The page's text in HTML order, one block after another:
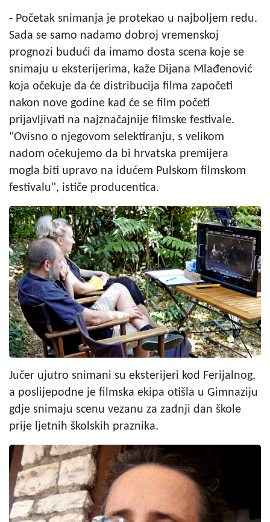
- Početak snimanja je protekao u najboljem redu.
Sada se samo nadamo dobroj vremenskoj
prognozi budući da imamo dosta scena koje se
snimaju u eksterijerima, kaže Dijana Mlađenović
koja očekuje da će distribucija filma započeti
nakon nove godine kad će se film početi
prijavljivati na najznačajnije filmske festivale.
"Ovisno o njegovom selektiranju, s velikom
nadom očekujemo da bi hrvatska premijera
mogla biti upravo na idućem Pulskom filmskom
festivalu", ističe producentica.
Jučer ujutro snimani su eksterijeri kod Ferijalnog,
a poslijepodne je filmska ekipa otišla u Gimnaziju
gdje snimaju scenu vezanu za zadnji dan škole
prije ljetnih školskih praznika.